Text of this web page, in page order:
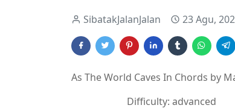
SibatakJalanJalan 23 Agu,
As The World Caves In Chords by
Difficulty: advanced